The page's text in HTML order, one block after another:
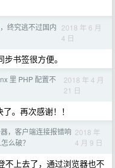
终究逃不过国内 2018 年 6 月
4 日
书签很方便。
里 PHP 配置不
2018 年 4 月
21 日
。再次感谢！！
，客户端连接报错响
么破？
2018 年
4 月 9 日
不上去了，通过浏览器也不